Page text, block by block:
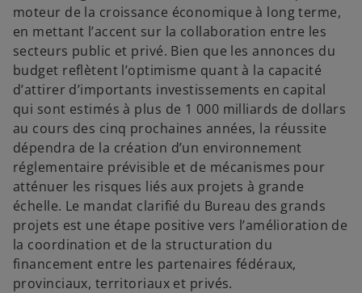
moteur de la croissance économique à long terme,
en mettant l’accent sur la collaboration entre les
secteurs public et privé. Bien que les annonces du
budget reflètent l’optimisme quant à la capacité
d’attirer d’importants investissements en capital
qui sont estimés à plus de 1 000 milliards de dollars
au cours des cinq prochaines années, la réussite
dépendra de la création d’un environnement
réglementaire prévisible et de mécanismes pour
atténuer les risques liés aux projets à grande
échelle. Le mandat clarifié du Bureau des grands
projets est une étape positive vers l’amélioration de
la coordination et de la structuration du
financement entre les partenaires fédéraux,
provinciaux, territoriaux et privés.